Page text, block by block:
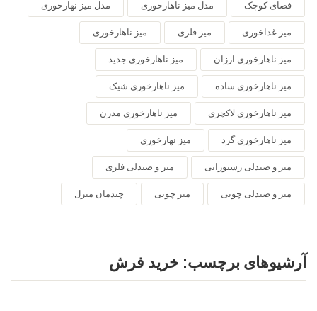
فضای کوچک مدل میز ناهارخوری مدل میز نهارخوری
میز غذاخوری میز فلزی میز ناهارخوری
میز ناهارخوری ارزان میز ناهارخوری جدید
میز ناهارخوری ساده میز ناهارخوری شیک
میز ناهارخوری لاکچری میز ناهارخوری مدرن
میز ناهارخوری گرد میز نهارخوری
میز و صندلی رستورانی میز و صندلی فلزی
میز و صندلی چوبی میز چوبی چیدمان منزل
آرشیوهای برچسب: خرید فرش